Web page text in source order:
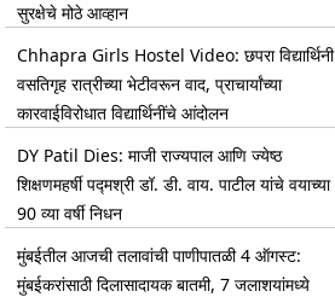
सुरक्षेचे मोठे आव्हान
Chhapra Girls Hostel Video: छपरा विद्यार्थिनी
वसतिगृह रात्रीच्या भेटीवरून वाद, प्राचार्यांच्या
कारवाईविरोधात विद्यार्थिनींचे आंदोलन
DY Patil Dies: माजी राज्यपाल आणि ज्येष्ठ
शिक्षणमहर्षी पद्मश्री डॉ. डी. वाय. पाटील यांचे वयाच्या
90 व्या वर्षी निधन
मुंबईतील आजची तलावांची पाणीपातळी 4 ऑगस्ट:
मुंबईकरांसाठी दिलासादायक बातमी, 7 जलाशयांमध्ये